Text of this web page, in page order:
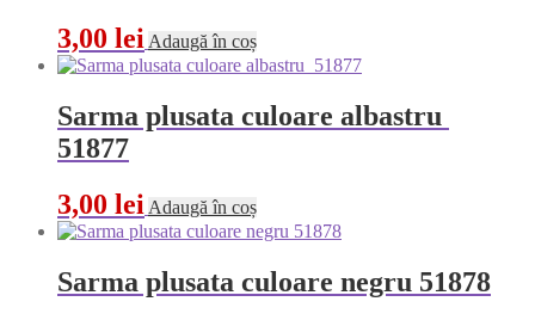
3,00 lei Adaugă în coș
Sarma plusata culoare albastru
51877
3,00 lei Adaugă în coș
Sarma plusata culoare negru 51878